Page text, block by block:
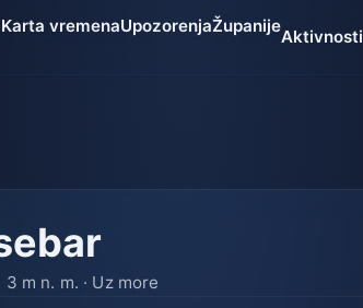
Karta vremenaUpozorenjaŽupanije
Aktivnosti
m n. m. · Uz more